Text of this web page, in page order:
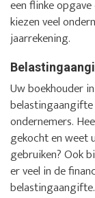
een flinke
kiezen veel
jaarrekening.
Uw boekhouder
ondernemers.
gekocht en weet
gebruiken? Ook
er veel in de
belastingaangifte.